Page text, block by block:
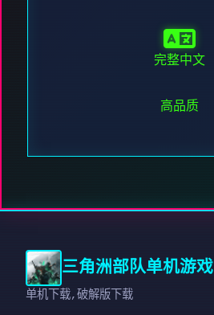
完整中文
高品质
三角洲部队单机游戏
单机下载,破解版下载